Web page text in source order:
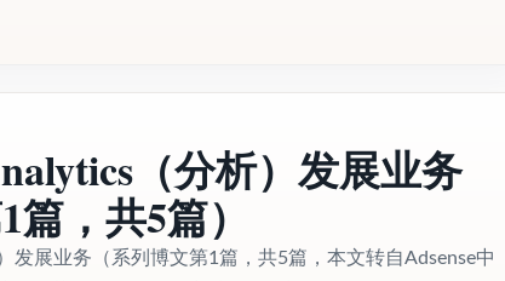
（分析）发展业务
篇，共5篇）
发展业务（系列博文第1篇，共5篇，本文转自Adsense中